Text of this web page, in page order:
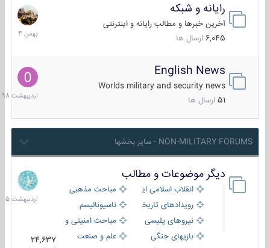
رایانه و شبکه
آخرین خبرها و مطالب رایانه و اینترنتی
6,045 ارسال ها
30
بهمن
English News
Worlds military and security news
51 ارسال ها
10
1398
NON-MILITARY FORUMS - سایر بخشها
دیگر موضوعات و مطالب
انقلاب اسلامی ایران
مباحث مذهبی
رویدادهای تاریخی و مذهبیناسیونالیسم
نیروهای پلیسی
مباحث امنیتی و اطلاعاتی
بازیهای جنگی
علم و صنعت
24,637
8
1405